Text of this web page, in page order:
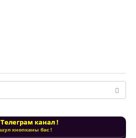
Телеграм канал !
кнопканы бас !